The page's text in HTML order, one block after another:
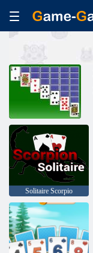
Solitaire Scorpio